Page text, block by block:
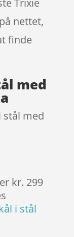
nettet,
finde
med
stål med
kr. 299
i stål